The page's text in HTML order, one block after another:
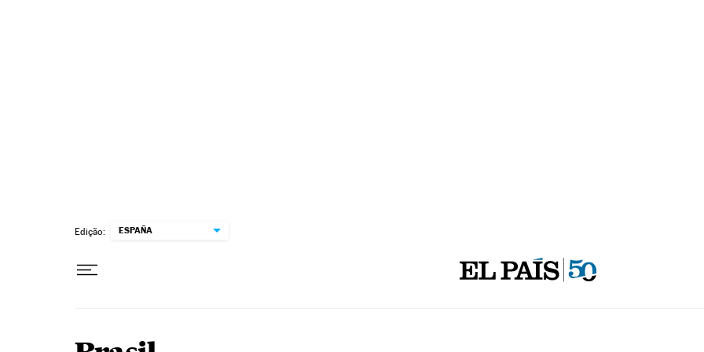
Edição: ESPAÑA